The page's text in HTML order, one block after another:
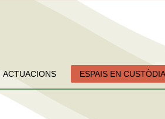
ACTUACIONS ESPAIS EN CUSTÒDIA